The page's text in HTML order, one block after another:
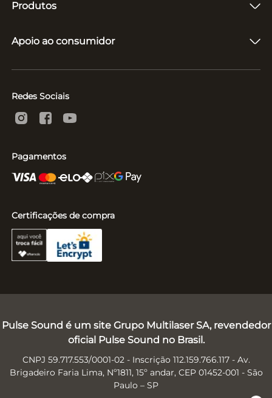
Produtos
Caixas de Som
Vitrolas e Toca-Discos
Apoio ao consumidor
Suporte e Reparo
Políticas
Redes Sociais
Pagamentos
Certificações de compra
Pulse Sound é um site Grupo Multilaser SA, revendedor
oficial Pulse Sound no Brasil.
CNPJ 59.717.553/0001-02 - Inscrição 112.159.766.117 - Av.
Brigadeiro Faria Lima, Nº1811, 15º andar, CEP 01452-001 - São
Paulo – SP